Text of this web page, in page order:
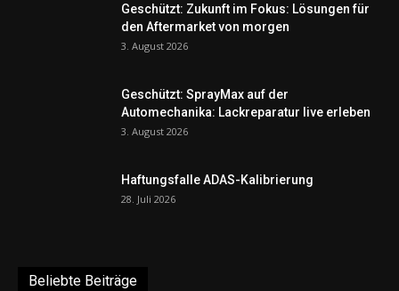
Geschützt: Zukunft im Fokus: Lösungen für
den Aftermarket von morgen
3. August 2026
Geschützt: SprayMax auf der
Automechanika: Lackreparatur live erleben
3. August 2026
Haftungsfalle ADAS-Kalibrierung
28. Juli 2026
Beliebte Beiträge